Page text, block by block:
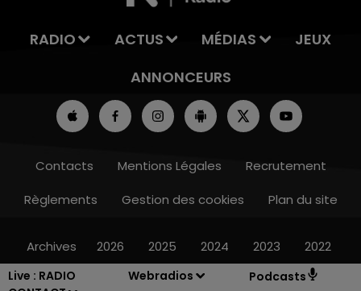
Live : RADIO
Webradios Podcasts
RADIO ACTUS MÉDIAS
JEUX
ANNONCEURS
Contacts Mentions Légales
Recrutement
Règlements
Gestion des cookies Plan du site
Archives 2026 2025 2024 2023 2022